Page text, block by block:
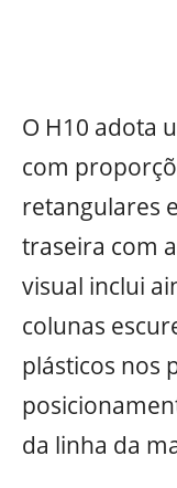
O H10 adota
com
retangulares
traseira com
visual inclui
colunas
plásticos nos
da linha da